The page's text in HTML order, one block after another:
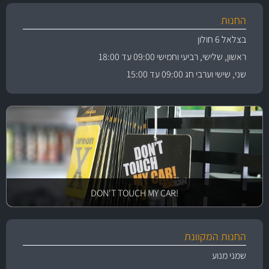
החנות
בצלאל 6 חולון
ראשון, שלישי, רביעי וחמישי 09:00 עד 18:00
שני, שישי וערבי חג 09:00 עד 15:00
!DON'T TOUCH MY CAR
החנות המקוונת
שמני מנוע